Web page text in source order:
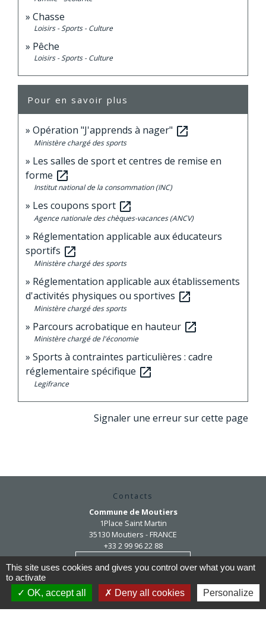
Chasse
Loisirs - Sports - Culture
Pêche
Loisirs - Sports - Culture
Pour en savoir plus
Opération "J'apprends à nager" open_in_new
Ministère chargé des sports
Les salles de sport et centres de remise en
forme open_in_new
Institut national de la consommation (INC)
Les coupons sport open_in_new
Agence nationale des chèques-vacances (ANCV)
Réglementation applicable aux éducateurs
sportifs open_in_new
Ministère chargé des sports
Réglementation applicable aux établissements
d'activités physiques ou sportives open_in_new
Ministère chargé des sports
Parcours acrobatique en hauteur open_in_new
Ministère chargé de l'économie
Sports à contraintes particulières : cadre
réglementaire spécifique open_in_new
Legifrance
Signaler une erreur sur cette page
Contacts
Commune de Moutiers
1Place Saint Martin
35130 Moutiers - FRANCE
+33 2 99 96 22 88
Contact par formulaire
Horaires d'ouverture
This site uses cookies and gives you control over what you want
to activate
OK, accept all
Deny all cookies Personalize